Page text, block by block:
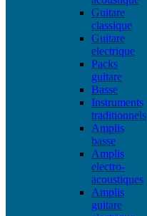
Guitare
classique
Guitare
electrique
Packs
guitare
Basse
Instruments
traditionnels
Amplis
basse
Amplis
electro-
acoustiques
Amplis
guitare